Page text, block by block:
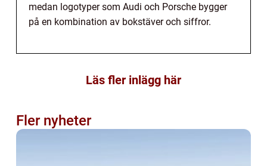
medan logotyper som Audi och Porsche bygger
på en kombination av bokstäver och siffror.
Läs fler inlägg här
Fler nyheter